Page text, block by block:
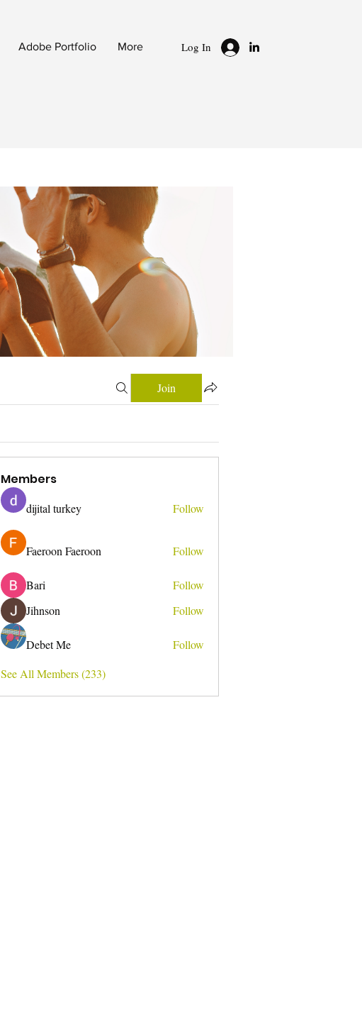
Adobe Portfolio More Log In
Join
Members
dijital turkey Follow
Faeroon Faeroon Follow
Bari
Follow
Jihnson
Follow
Debet Me
Follow
See All Members (233)